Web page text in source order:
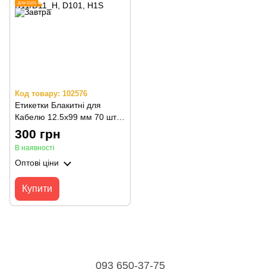
Для D101
Код товару: 102576
Етикетки Блакитні для
Кабелю 12.5х99 мм 70 шт
для NIIMBOT D110/D110_M,
D11/D11_H, D101, H1S
300 грн
В наявності
Оптові ціни
Купити
093 650-37-75